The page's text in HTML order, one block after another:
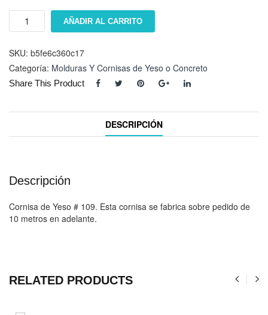
Cornisa
cantidad
AÑADIR AL CARRITO
SKU: b5fe6c360c17
Categoría: Molduras Y Cornisas de Yeso o Concreto
Share This Product
DESCRIPCIÓN
Descripción
Cornisa de Yeso # 109. Esta cornisa se fabrica sobre pedido de
10 metros en adelante.
RELATED PRODUCTS